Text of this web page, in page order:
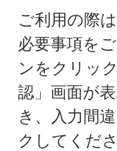
ご利用の際
必要事項を
ンをクリッ
認」画面が
き、入力間
クしてくださ